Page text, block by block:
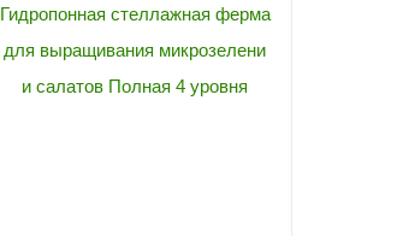
Гидропонная стеллажная ферма
для выращивания микрозелени
и салатов Полная 4 уровня